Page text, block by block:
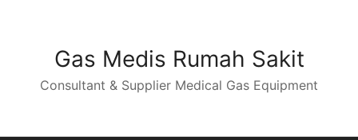
Gas Medis Rumah Sakit
Consultant & Supplier Medical Gas Equipment